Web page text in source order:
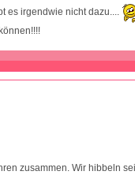
es irgendwie nicht dazu....
zusammen. Wir hibbeln